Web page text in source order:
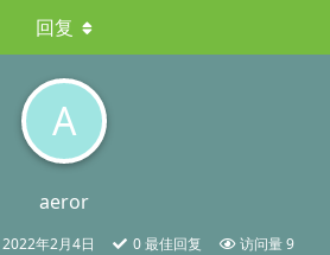
A
aeror
2022年2月4日 0最佳回复 访问量9
回复